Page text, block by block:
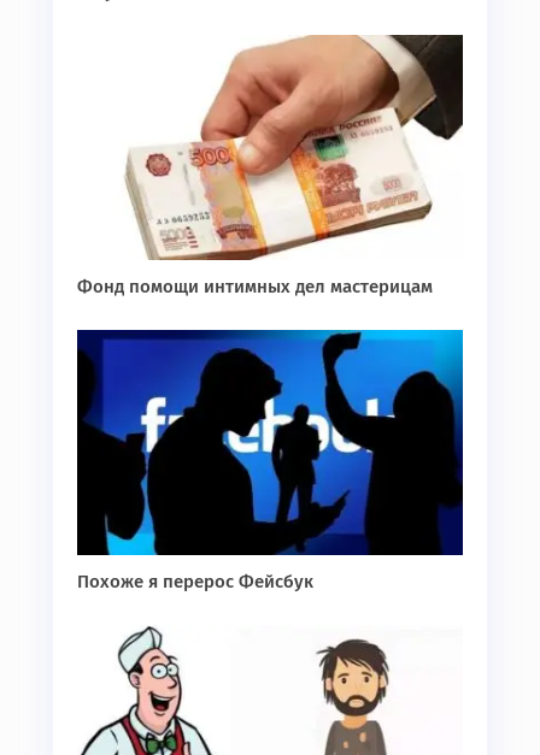
Фонд помощи интимных дел мастерицам
Похоже я перерос Фейсбук